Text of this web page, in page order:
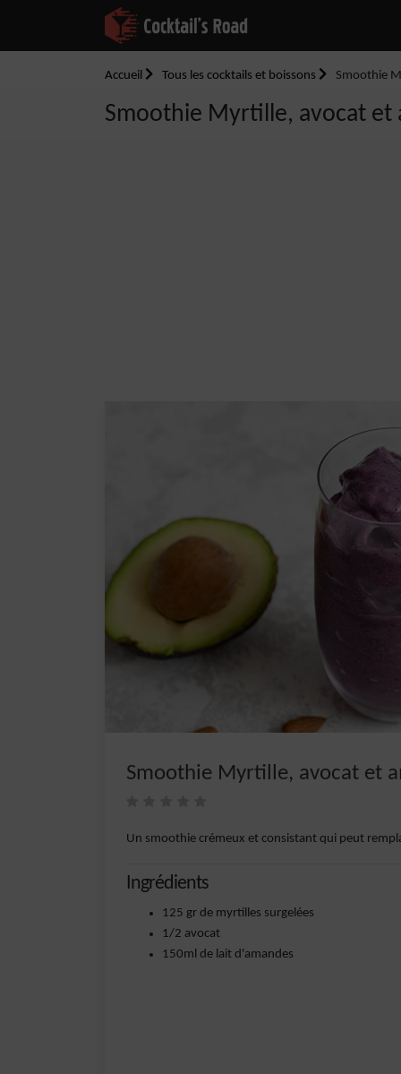
Accueil Tous les cocktails et boissons Smoothie
Smoothie Myrtille, avocat et
Smoothie Myrtille, avocat et
Un smoothie crémeux et consistant qui peut
Ingrédients
125 gr de myrtilles surgelées
1/2 avocat
150ml de lait d'amandes